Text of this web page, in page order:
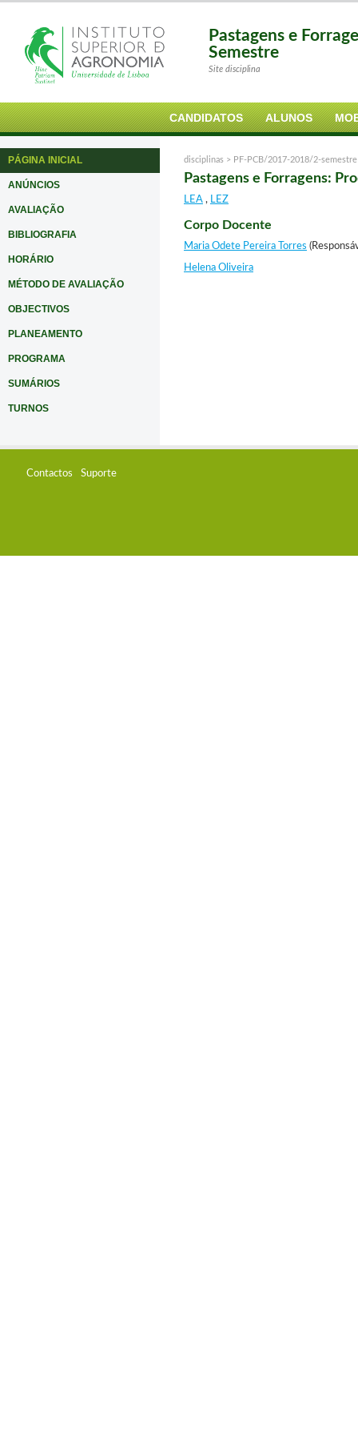
Pastagens e
Semestre
Site disciplina
CANDIDATOS ALUNOS
PÁGINA INICIAL
ANÚNCIOS
AVALIAÇÃO
BIBLIOGRAFIA
HORÁRIO
MÉTODO DE AVALIAÇÃO
OBJECTIVOS
PLANEAMENTO
PROGRAMA
SUMÁRIOS
TURNOS
disciplinas > PF-PCB/2017-2018/2-semestre
Pastagens e Forragens:
LEA , LEZ
Corpo Docente
Maria Odete Pereira Torres
Helena Oliveira
Contactos Suporte